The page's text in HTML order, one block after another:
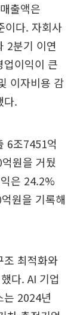
출액은
이다. 자회사
2분기 이연
이익이 큰
이자비용 감
다.
6조7451억
원을 거뒀
은 24.2%
원을 기록해
조 최적화와
다. AI 기업
는 2024년